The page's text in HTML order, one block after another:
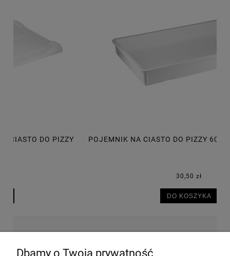
POJEMNIK NA CIASTO DO PIZZY 600X400X75 MM, 14L
Dbamy o Twoją prywatność